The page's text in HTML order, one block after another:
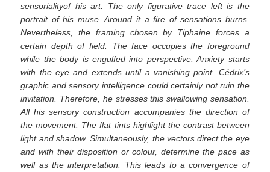
sensorialityof his art. The only figurative trace left is the
portrait of his muse. Around it a fire of sensations burns.
Nevertheless, the framing chosen by Tiphaine forces a
certain depth of field. The face occupies the foreground
while the body is engulfed into perspective. Anxiety starts
with the eye and extends until a vanishing point. Cédrix’s
graphic and sensory intelligence could certainly not ruin the
invitation. Therefore, he stresses this swallowing sensation.
All his sensory construction accompanies the direction of
the movement. The flat tints highlight the contrast between
light and shadow. Simultaneously, the vectors direct the eye
and with their disposition or colour, determine the pace as
well as the interpretation. This leads to a convergence of